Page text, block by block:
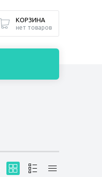
КОРЗИНА
нет товаров